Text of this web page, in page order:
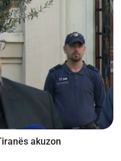
akuzon